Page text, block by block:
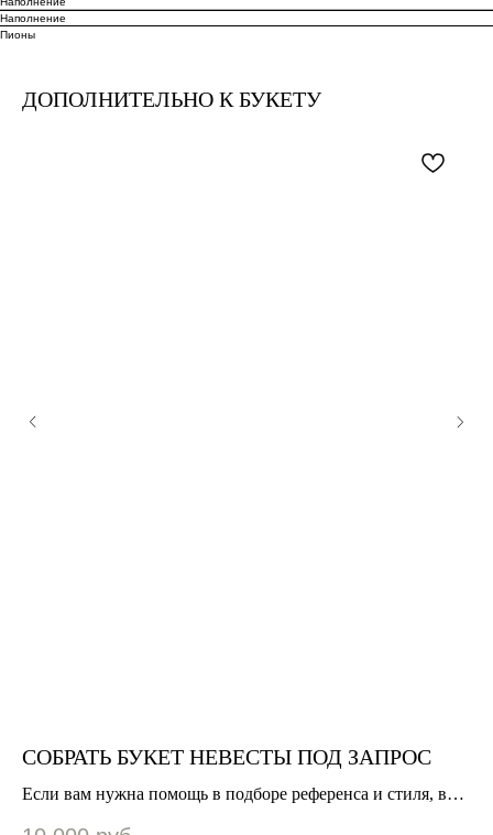
Наполнение
Пионы
ДОПОЛНИТЕЛЬНО К БУКЕТУ
СОБРАТЬ БУКЕТ НЕВЕСТЫ ПОД ЗАПРОС
Если вам нужна помощь в подборе референса и стиля, вам